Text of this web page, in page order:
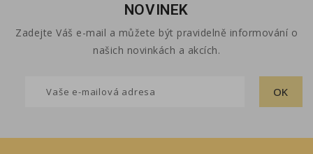
NOVINEK
Zadejte Váš e-mail a můžete být pravidelně informování o
našich novinkách a akcích.